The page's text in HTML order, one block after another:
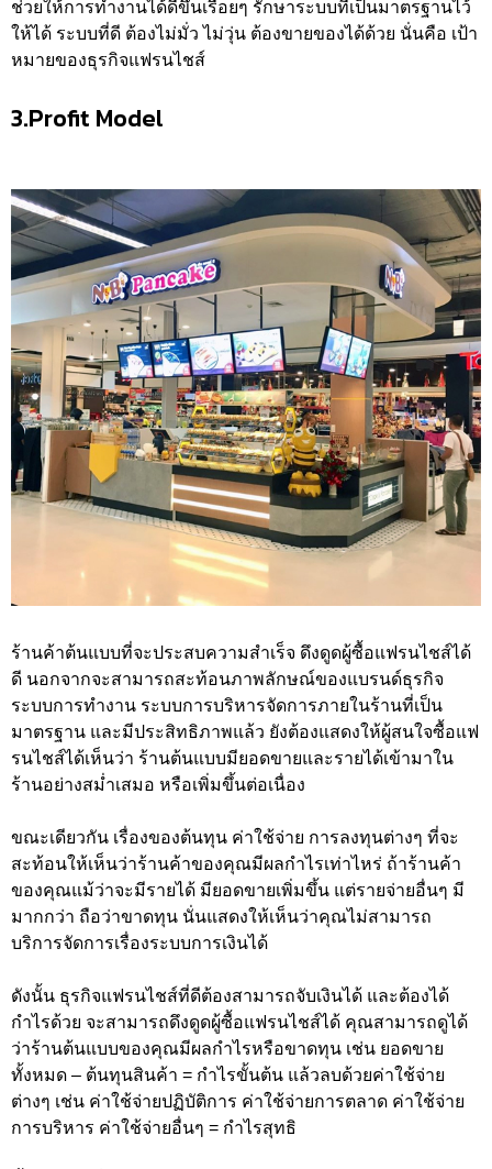
ช่วยให้การทำงานได้ดีขึ้นเรื่อยๆ รักษาระบบที่เป็นมาตรฐานไว้
ให้ได้ ระบบที่ดี ต้องไม่มั่ว ไม่วุ่น ต้องขายของได้ด้วย นั่นคือ เป้า
หมายของธุรกิจแฟรนไชส์
3.Profit Model
ร้านค้าต้นแบบที่จะประสบความสำเร็จ ดึงดูดผู้ซื้อแฟรนไชส์ได้
ดี นอกจากจะสามารถสะท้อนภาพลักษณ์ของแบรนด์ธุรกิจ
ระบบการทำงาน ระบบการบริหารจัดการภายในร้านที่เป็น
มาตรฐาน และมีประสิทธิภาพแล้ว ยังต้องแสดงให้ผู้สนใจซื้อแฟ
รนไชส์ได้เห็นว่า ร้านต้นแบบมียอดขายและรายได้เข้ามาใน
ร้านอย่างสม่ำเสมอ หรือเพิ่มขึ้นต่อเนื่อง
ขณะเดียวกัน เรื่องของต้นทุน ค่าใช้จ่าย การลงทุนต่างๆ ที่จะ
สะท้อนให้เห็นว่าร้านค้าของคุณมีผลกำไรเท่าไหร่ ถ้าร้านค้า
ของคุณแม้ว่าจะมีรายได้ มียอดขายเพิ่มขึ้น แต่รายจ่ายอื่นๆ มี
มากกว่า ถือว่าขาดทุน นั่นแสดงให้เห็นว่าคุณไม่สามารถ
บริการจัดการเรื่องระบบการเงินได้
ดังนั้น ธุรกิจแฟรนไชส์ที่ดีต้องสามารถจับเงินได้ และต้องได้
กำไรด้วย จะสามารถดึงดูดผู้ซื้อแฟรนไชส์ได้ คุณสามารถดูได้
ว่าร้านต้นแบบของคุณมีผลกำไรหรือขาดทุน เช่น ยอดขาย
ทั้งหมด – ต้นทุนสินค้า = กำไรขั้นต้น แล้วลบด้วยค่าใช้จ่าย
ต่างๆ เช่น ค่าใช้จ่ายปฏิบัติการ ค่าใช้จ่ายการตลาด ค่าใช้จ่าย
การบริหาร ค่าใช้จ่ายอื่นๆ = กำไรสุทธิ